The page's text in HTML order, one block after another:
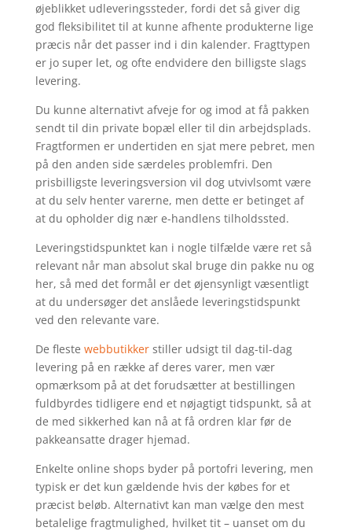
øjeblikket udleveringssteder, fordi det så giver dig
god fleksibilitet til at kunne afhente produkterne lige
præcis når det passer ind i din kalender. Fragttypen
er jo super let, og ofte endvidere den billigste slags
levering.
Du kunne alternativt afveje for og imod at få pakken
sendt til din private bopæl eller til din arbejdsplads.
Fragtformen er undertiden en sjat mere pebret, men
på den anden side særdeles problemfri. Den
prisbilligste leveringsversion vil dog utvivlsomt være
at du selv henter varerne, men dette er betinget af
at du opholder dig nær e-handlens tilholdssted.
Leveringstidspunktet kan i nogle tilfælde være ret så
relevant når man absolut skal bruge din pakke nu og
her, så med det formål er det øjensynligt væsentligt
at du undersøger det anslåede leveringstidspunkt
ved den relevante vare.
De fleste webbutikkerstiller udsigt til dag-til-dag
levering på en række af deres varer, men vær
opmærksom på at det forudsætter at bestillingen
fuldbyrdes tidligere end et nøjagtigt tidspunkt, så at
de med sikkerhed kan nå at få ordren klar før de
pakkeansatte drager hjemad.
Enkelte online shops byder på portofri levering, men
typisk er det kun gældende hvis der købes for et
præcist beløb. Alternativt kan man vælge den mest
betalelige fragtmulighed, hvilket tit – uanset om du